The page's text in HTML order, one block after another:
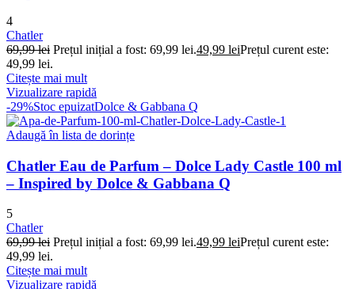
4
Chatler
69,99lei Prețul inițial a fost: 69,99 lei.49,99 leiPrețul curent este:
49,99 lei.
Citește mai mult
Vizualizare rapidă
-29%Stoc epuizatDolce & Gabbana Q
Adaugă în lista de dorințe
Chatler Eau de Parfum – Dolce Lady Castle 100 ml
– Inspired by Dolce & Gabbana Q
5
Chatler
69,99lei Prețul inițial a fost: 69,99 lei.49,99 leiPrețul curent este:
49,99 lei.
Citește mai mult
Vizualizare rapidă